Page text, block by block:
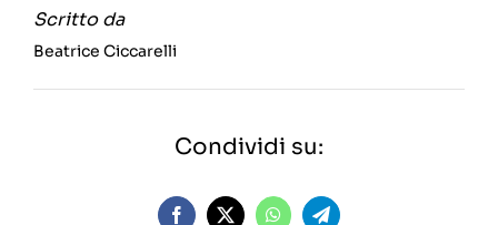
Scritto da
Beatrice Ciccarelli
Condividi su: